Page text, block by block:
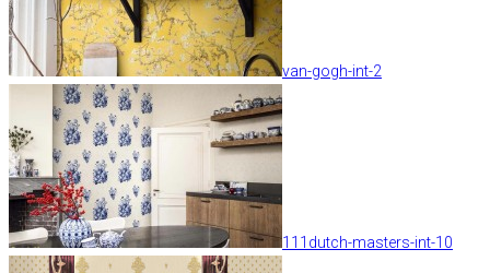
van-gogh-int-2
111dutch-masters-int-10